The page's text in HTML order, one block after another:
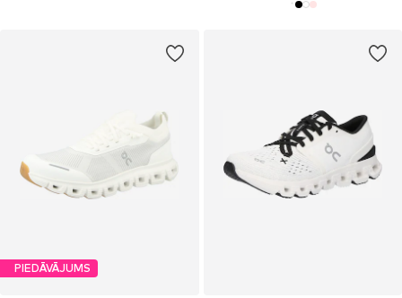
PIEDĀVĀJUMS